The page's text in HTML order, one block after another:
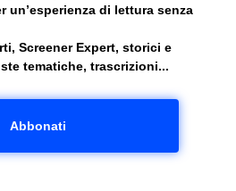
un’esperienza di lettura senza
Screener Expert, storici e
tematiche, trascrizioni...
Abbonati